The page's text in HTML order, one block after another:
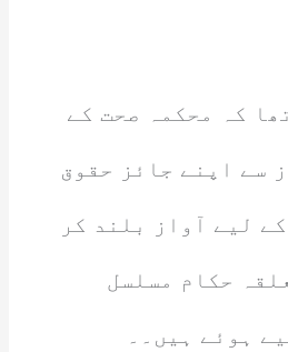
کہ محکمہ صحت کے
سے اپنے جائز حقوق
لیے آواز بلند کر
حکام مسلسل
ہوئے ہیں۔۔